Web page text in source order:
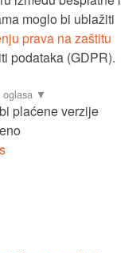
moglo bi ublažiti
prava na zaštitu
podataka (GDPR).
plaćene verzije